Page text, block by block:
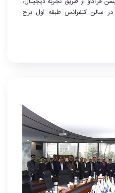
سالن کنفرانس طبقه اول برج